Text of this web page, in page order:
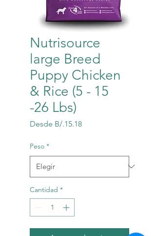
Nutrisource
large Breed
Puppy Chicken
& Rice (5 - 15
-26 Lbs)
Desde B/.15.18Precio
Peso *
Cantidad *